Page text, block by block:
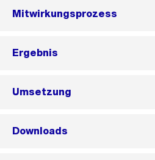
Mitwirkungsprozess
Ergebnis
Umsetzung
Downloads